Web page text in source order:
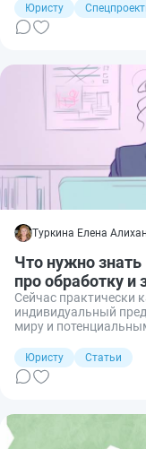
Юристу
Туркина Елена
Что нужно
про обработку
Сейчас практически
индивидуальный
миру и
интернете себя
сайте форму
являетесь
ограничения.
сайта, чтобы не
персональных
Юристу
Статьи